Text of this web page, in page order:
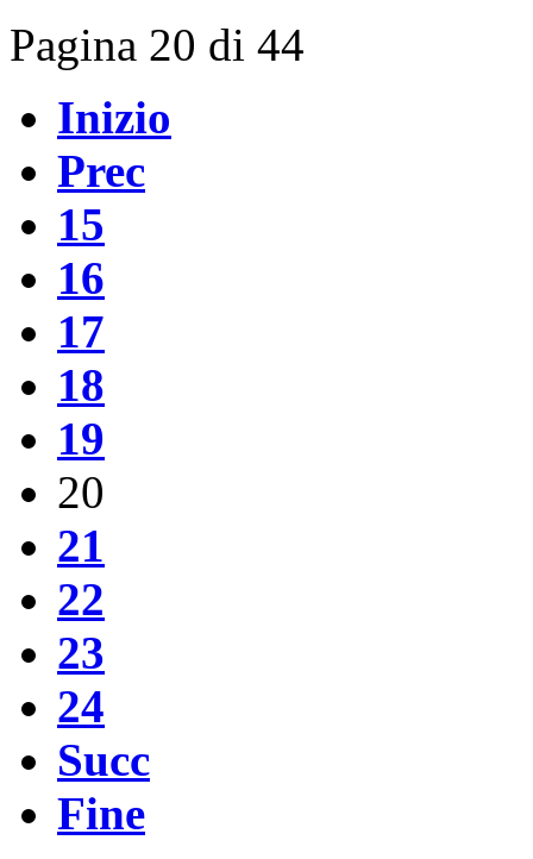
Pagina 20 di 44
Inizio
Prec
15
16
17
18
19
20
21
22
23
24
Succ
Fine